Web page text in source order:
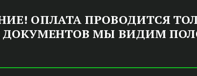
ОПЛАТА ПРОВОДИТСЯ
ДОКУМЕНТОВ МЫ ВИДИМ